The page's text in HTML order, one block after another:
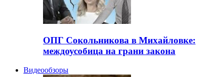
ОПГ Сокольникова в Михайловке:
междоусобица на грани закона
Видеообзоры